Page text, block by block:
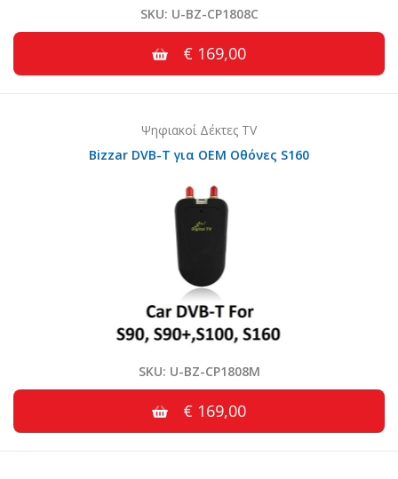
SKU: U-BZ-CP1808C
€ 169,00
Ψηφιακοί Δέκτες TV
Bizzar DVB-T για OEM Οθόνες S160
SKU: U-BZ-CP1808M
€ 169,00